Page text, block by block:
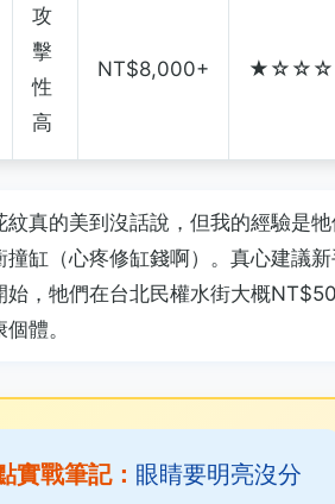
攻
擊
性
高
NT$8,000+
紋真的美到沒話說，但我的經驗是
撞缸（心疼修缸錢啊）。真心建議
始，牠們在台北民權水街大概
體。
實戰筆記： 眼睛要明亮沒分